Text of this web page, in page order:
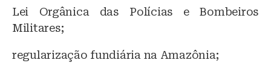
Lei Orgânica das Polícias e Bombeiros
Militares;
regularização fundiária na Amazônia;